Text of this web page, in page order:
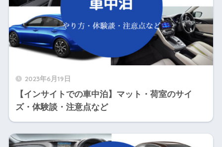
2023年6月19日
【インサイトでの車中泊】マット・荷室のサイ
ズ・体験談・注意点など